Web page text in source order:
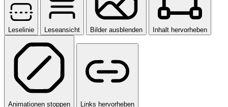
Leselinie Leseansicht Bilder ausblenden Inhalt hervorheben
Animationen stoppen Links hervorheben